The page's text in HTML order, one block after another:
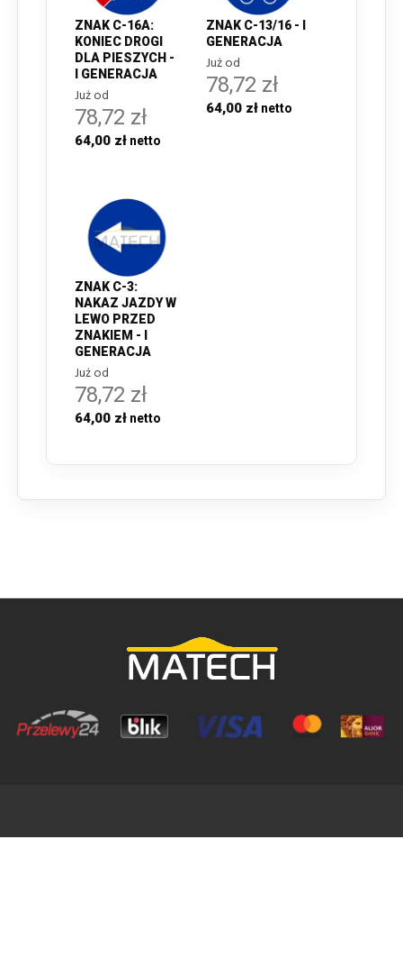
ZNAK C-16A:
KONIEC DROGI
DLA PIESZYCH -
I GENERACJA
Już od
78,72 zł
64,00 zł
ZNAK C-13/16 - I
GENERACJA
Już od
78,72 zł
64,00 zł
ZNAK C-3:
NAKAZ JAZDY W
LEWO PRZED
ZNAKIEM - I
GENERACJA
Już od
78,72 zł
64,00 zł